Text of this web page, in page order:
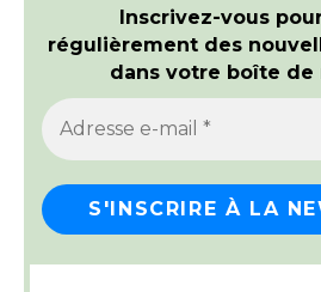
Inscrivez-vous
régulièrement des
dans votre boîte de